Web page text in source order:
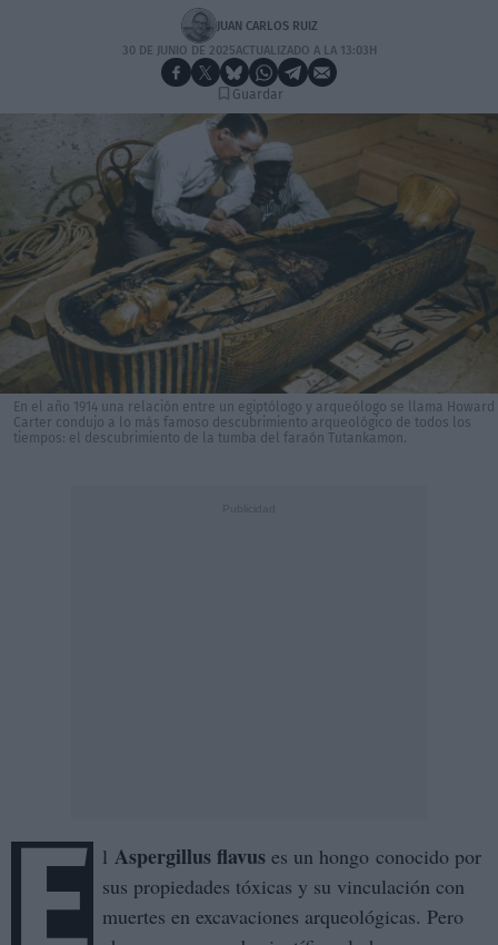
JUAN CARLOS RUIZ
30 DE JUNIO DE 2025ACTUALIZADO A LA 13:03H
Guardar
En el año 1914 una relación entre un egiptólogo y arqueólogo se llama Howard
Carter condujo a lo más famoso descubrimiento arqueológico de todos los
tiempos: el descubrimiento de la tumba del faraón Tutankamon.
E l Aspergillus flavus es un hongo conocido por
sus propiedades tóxicas y su vinculación con
muertes en excavaciones arqueológicas. Pero